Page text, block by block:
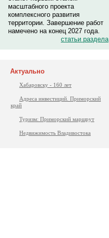
масштабного проекта
комплексного развития
территории. Завершение работ
намечено на конец 2027 года.
статьи раздела
Актуально
Хабаровску - 160 лет
Адреса инвестиций. Приморский
край
Туризм: Приморский маршрут
Недвижимость Владивостока